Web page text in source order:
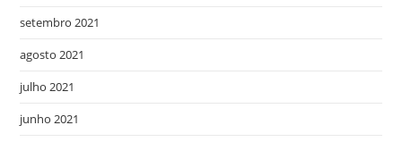
setembro 2021
agosto 2021
julho 2021
junho 2021